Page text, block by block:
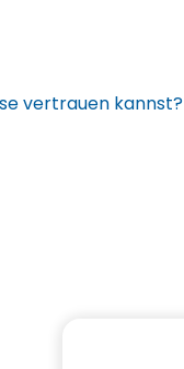
vertrauen kannst?